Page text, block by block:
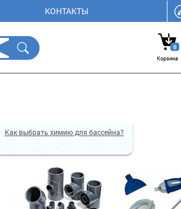
КОНТАКТЫ
0
Корзина
Как выбрать химию для бассейна?